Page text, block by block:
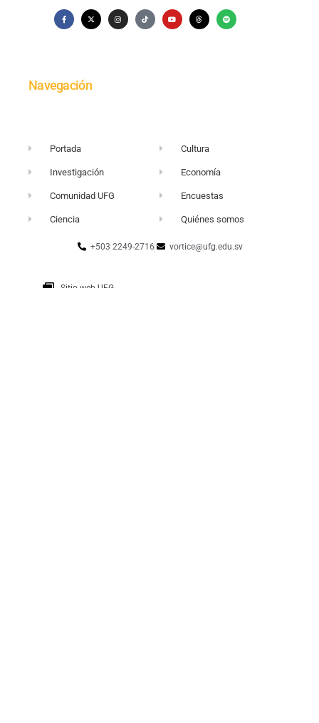
Navegación
Portada
Investigación
Comunidad UFG
Ciencia
Cultura
Economía
Encuestas
Quiénes somos
+503 2249-2716 vortice@ufg.edu.sv
Sitio web UFG